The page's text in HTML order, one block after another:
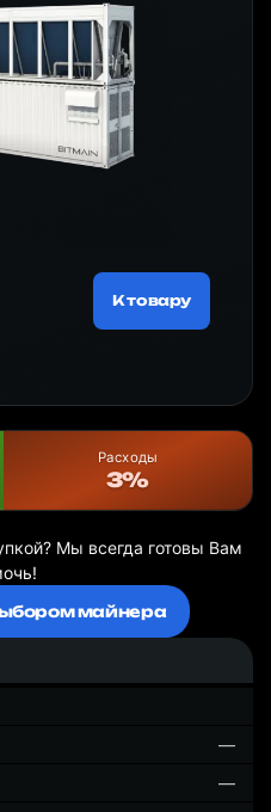
К товару
Расходы
3%
Мы всегда готовы Вам
майнера
—
—